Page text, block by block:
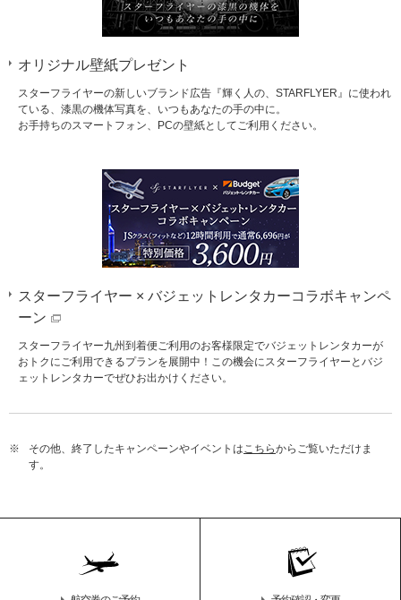
オリジナル壁紙プレゼント
スターフライヤーの新しいブランド広告『輝く人の、STARFLYER』に使われ
ている、漆黒の機体写真を、いつもあなたの手の中に。
お手持ちのスマートフォン、PCの壁紙としてご利用ください。
スターフライヤー × バジェットレンタカーコラボキャンペ
ーン
スターフライヤー九州到着便ご利用のお客様限定でバジェットレンタカーが
おトクにご利用できるプランを展開中！この機会にスターフライヤーとバジ
ェットレンタカーでぜひお出かけください。
※ その他、終了したキャンペーンやイベントはこちらからご覧いただけま
す。